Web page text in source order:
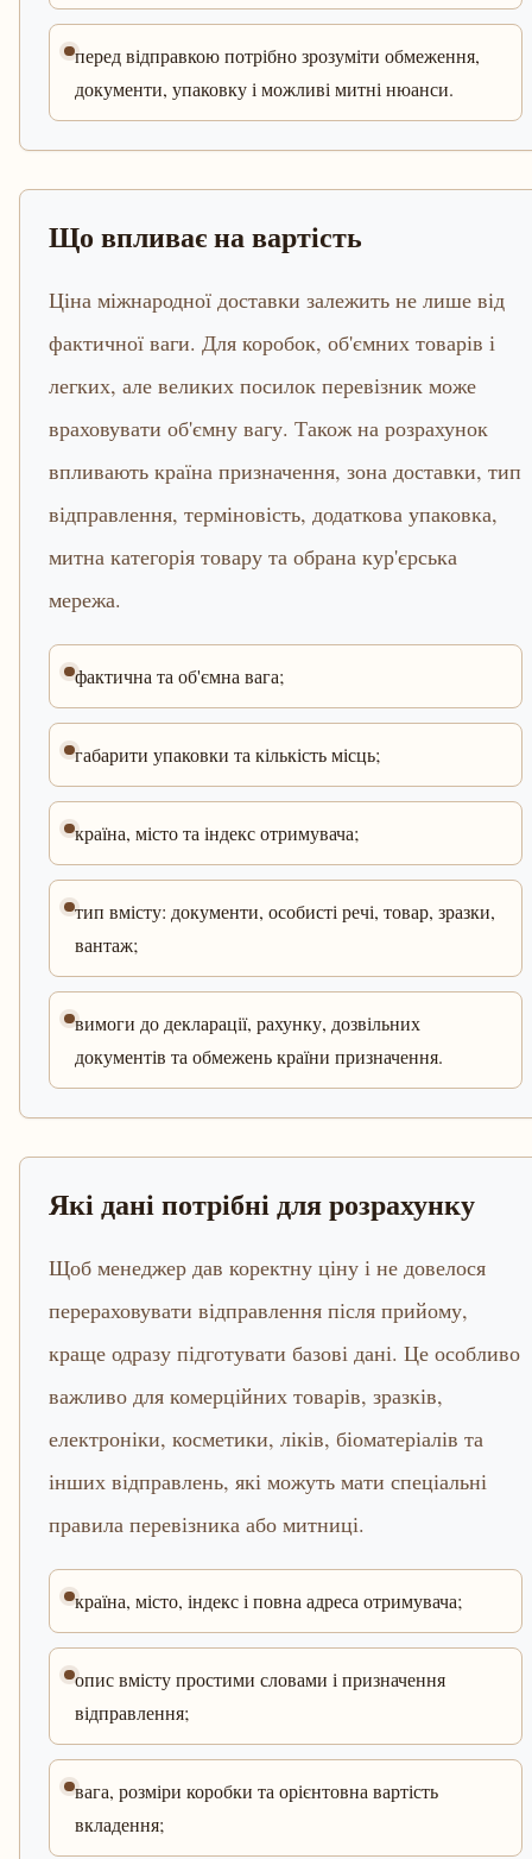
перед відправкою потрібно зрозуміти обмеження,
документи, упаковку і можливі митні нюанси.
Що впливає на вартість
Ціна міжнародної доставки залежить не лише від
фактичної ваги. Для коробок, об'ємних товарів і
легких, але великих посилок перевізник може
враховувати об'ємну вагу. Також на розрахунок
впливають країна призначення, зона доставки, тип
відправлення, терміновість, додаткова упаковка,
митна категорія товару та обрана кур'єрська
мережа.
фактична та об'ємна вага;
габарити упаковки та кількість місць;
країна, місто та індекс отримувача;
тип вмісту: документи, особисті речі, товар, зразки,
вантаж;
вимоги до декларації, рахунку, дозвільних
документів та обмежень країни призначення.
Які дані потрібні для розрахунку
Щоб менеджер дав коректну ціну і не довелося
перераховувати відправлення після прийому,
краще одразу підготувати базові дані. Це особливо
важливо для комерційних товарів, зразків,
електроніки, косметики, ліків, біоматеріалів та
інших відправлень, які можуть мати спеціальні
правила перевізника або митниці.
країна, місто, індекс і повна адреса отримувача;
опис вмісту простими словами і призначення
відправлення;
вага, розміри коробки та орієнтовна вартість
вкладення;